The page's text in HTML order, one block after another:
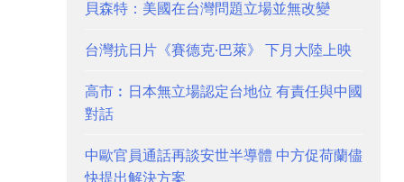
貝森特：美國在台灣問題立場並無改變
台灣抗日片《賽德克·巴萊》 下月大陸上映
高市︰日本無立場認定台地位 有責任與中國
對話
中歐官員通話再談安世半導體 中方促荷蘭儘
快提出解決方案